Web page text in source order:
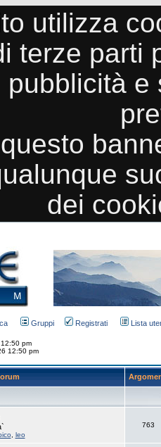
utilizza
terze parti
pubblicità
dei
Gruppi Registrati Lista
pm
12:50 pm
leo
763